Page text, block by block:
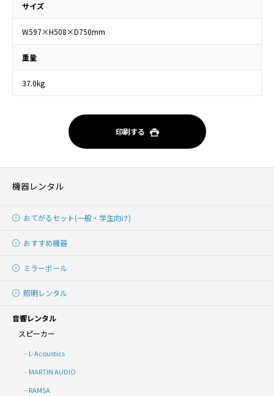
サイズ
W597×H508×D750mm
重量
37.0kg
印刷する
機器レンタル
おてがるセット(一般・学生向け)
おすすめ機器
ミラーボール
照明レンタル
音響レンタル
スピーカー
L-Acoustics
MARTIN AUDIO
RAMSA